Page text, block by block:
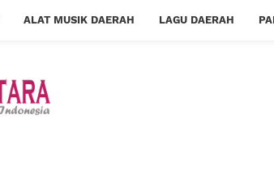
ALAT MUSIK DAERAH LAGU DAERAH